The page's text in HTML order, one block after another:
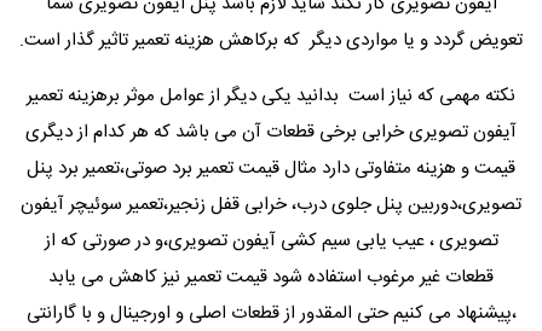
تعویض گردد و یا مواردی دیگر که برکاهش هزینه تعمیر تاثیر گذار است.
نکته مهمی که نیاز است بدانید یکی دیگر از عوامل موثر برهزینه تعمیر
آیفون تصویری خرابی برخی قطعات آن می باشد که هر کدام از دیگری
قیمت و هزینه متفاوتی دارد مثال قیمت تعمیر برد صوتی،تعمیر برد پنل
تصویری،دوربین پنل جلوی درب، خرابی قفل زنجیر،تعمیر سوئیچر آیفون
تصویری ، عیب یابی سیم کشی آیفون تصویری،و در صورتی که از
قطعات غیر مرغوب استفاده شود قیمت تعمیر نیز کاهش می یابد
،پیشنهاد می کنیم حتی المقدور از قطعات اصلی و اورجینال و با گارانتی